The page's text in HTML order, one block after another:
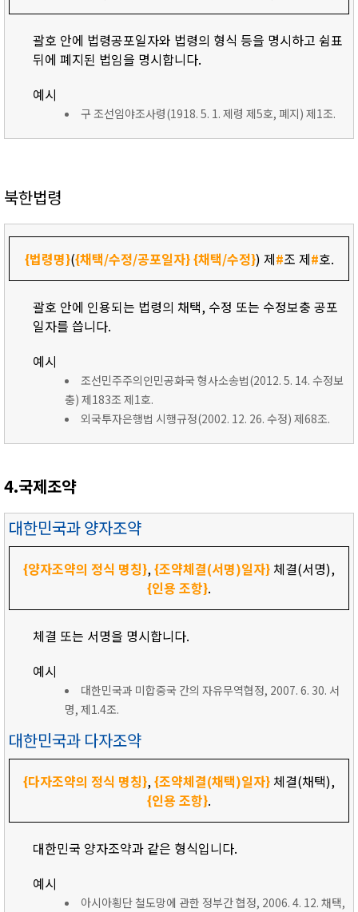
괄호 안에 법령공포일자와 법령의 형식 등을 명시하고 쉼표
뒤에 폐지된 법임을 명시합니다.
예시
구 조선임야조사령(1918. 5. 1. 제령 제5호, 폐지) 제1조.
북한법령
{법령명}({채택/수정/공포일자}{채택/수정}) 제#조 제#호.
괄호 안에 인용되는 법령의 채택, 수정 또는 수정보충 공포
일자를 씁니다.
예시
조선민주주의인민공화국 형사소송법(2012. 5. 14. 수정보
충) 제183조 제1호.
외국투자은행법 시행규정(2002. 12. 26. 수정) 제68조.
4.국제조약
대한민국과 양자조약
{양자조약의 정식 명칭},{조약체결(서명)일자} 체결(서명),
{인용 조항}.
체결 또는 서명을 명시합니다.
예시
대한민국과 미합중국 간의 자유무역협정, 2007. 6. 30. 서
명, 제1.4조.
대한민국과 다자조약
{다자조약의 정식 명칭},{조약체결(채택)일자} 체결(채택),
{인용 조항}.
대한민국 양자조약과 같은 형식입니다.
예시
아시아횡단 철도망에 관한 정부간 협정, 2006. 4. 12. 채택,